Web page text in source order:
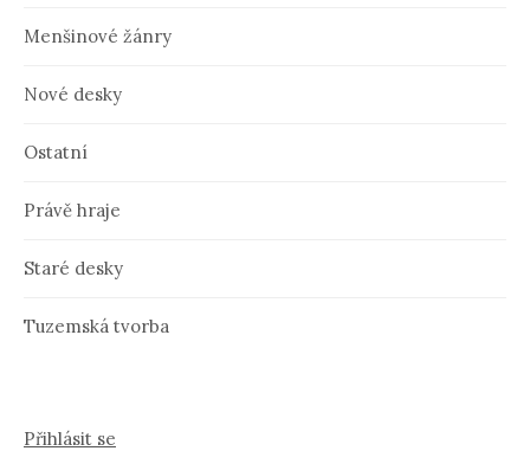
Menšinové žánry
Nové desky
Ostatní
Právě hraje
Staré desky
Tuzemská tvorba
Přihlásit se